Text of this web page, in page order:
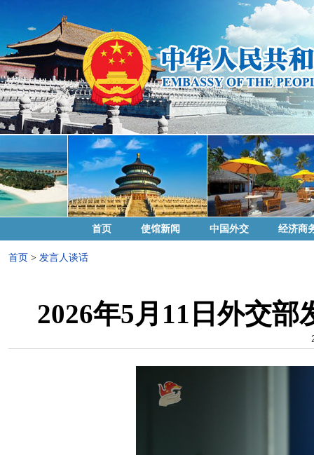
首页 使馆新闻 中国外交 经济商
首页 > 发言人谈话
2026年5月11日外交